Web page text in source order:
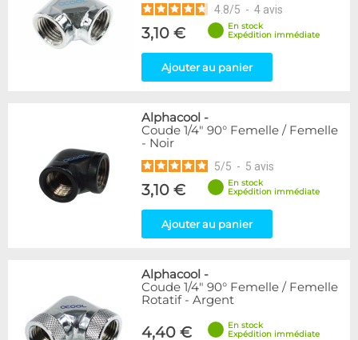
4.8/5 - 4 avis
3,10 €
En stock
Expédition immédiate
Ajouter au panier
Alphacool -
Coude 1/4" 90° Femelle / Femelle
- Noir
5/5 - 5 avis
3,10 €
En stock
Expédition immédiate
Ajouter au panier
Alphacool -
Coude 1/4" 90° Femelle / Femelle
Rotatif - Argent
4,40 €
En stock
Expédition immédiate